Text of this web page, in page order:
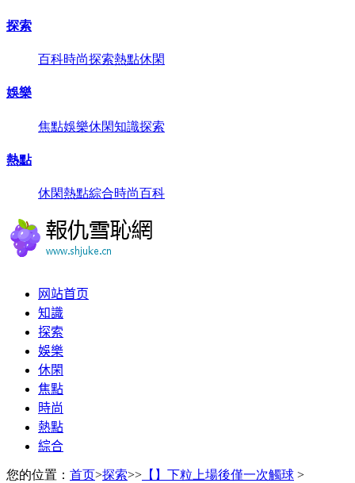
探索
百科時尚探索熱點休閑
娛樂
焦點娛樂休閑知識探索
熱點
休閑熱點綜合時尚百科
网站首页
知識
探索
娛樂
休閑
焦點
時尚
熱點
綜合
您的位置： 首页>探索>> 【】下粒上場後僅一次觸球 >